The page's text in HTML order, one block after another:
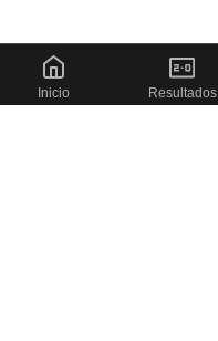
Inicio Resultados